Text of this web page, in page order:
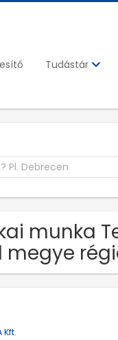
Tudástár
munka
Kft.